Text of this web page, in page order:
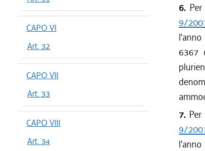
CAPO VI
Art. 32
CAPO VII
Art. 33
CAPO VIII
Art. 34
6.
9/
6367
7.
9/